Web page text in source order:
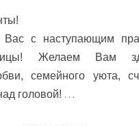
Вас с наступающим
Желаем Вам
семейного уюта,
головой! …